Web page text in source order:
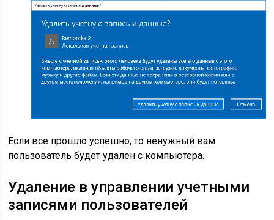
Если все прошло успешно, то ненужный вам
пользователь будет удален с компьютера.
Удаление в управлении учетными
записями пользователей